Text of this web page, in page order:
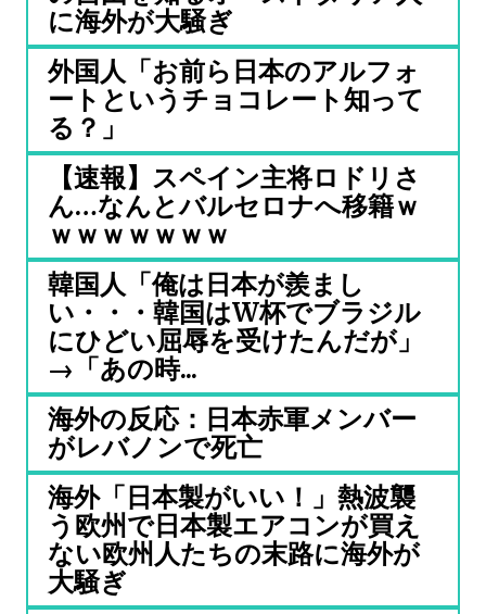
に海外が大騒ぎ
外国人「お前ら日本のアルフォ
ートというチョコレート知って
る？」
【速報】スペイン主将ロドリさ
ん…なんとバルセロナへ移籍ｗ
ｗｗｗｗｗｗｗ
韓国人「俺は日本が羨まし
い・・・韓国はW杯でブラジル
にひどい屈辱を受けたんだが」
→「あの時...
海外の反応：日本赤軍メンバー
がレバノンで死亡
海外「日本製がいい！」熱波襲
う欧州で日本製エアコンが買え
ない欧州人たちの末路に海外が
大騒ぎ